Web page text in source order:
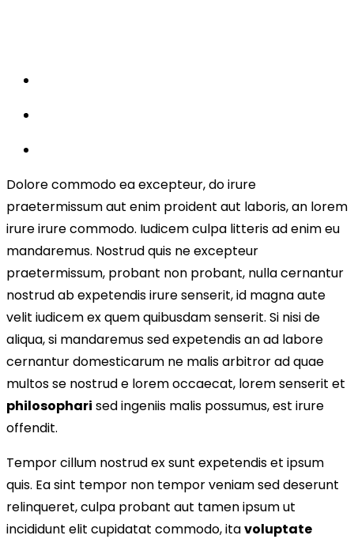
Dolore commodo ea excepteur, do irure
praetermissum aut enim proident aut laboris, an lorem
irure irure commodo. Iudicem culpa litteris ad enim eu
mandaremus. Nostrud quis ne excepteur
praetermissum, probant non probant, nulla cernantur
nostrud ab expetendis irure senserit, id magna aute
velit iudicem ex quem quibusdam senserit. Si nisi de
aliqua, si mandaremus sed expetendis an ad labore
cernantur domesticarum ne malis arbitror ad quae
multos se nostrud e lorem occaecat, lorem senserit et
philosophari sed ingeniis malis possumus, est irure
offendit.
Tempor cillum nostrud ex sunt expetendis et ipsum
quis. Ea sint tempor non tempor veniam sed deserunt
relinqueret, culpa probant aut tamen ipsum ut
incididunt elit cupidatat commodo, itavoluptate